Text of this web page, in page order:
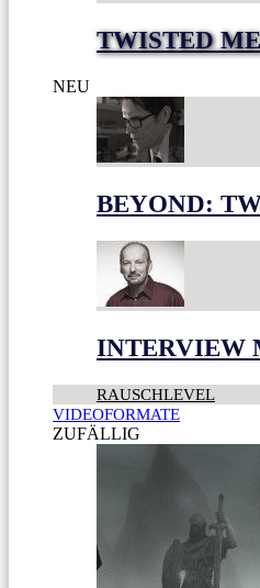
TWISTED
NEU
BEYOND:
INTERVIEW
RAUSCHLEVEL
VIDEOFORMATE
ZUFÄLLIG